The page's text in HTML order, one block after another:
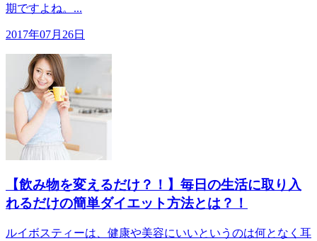
期ですよね。...
2017年07月26日
【飲み物を変えるだけ？！】毎日の生活に取り入
れるだけの簡単ダイエット方法とは？！
ルイボスティーは、健康や美容にいいというのは何となく耳